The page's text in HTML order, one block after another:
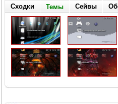
Сходки Темы Сейвы